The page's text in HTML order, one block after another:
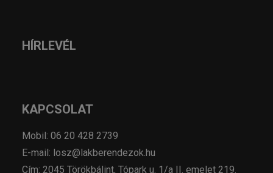
HÍRLEVÉL
KAPCSOLAT
Mobil: 06 20 428 2739
E-mail: losz@lakberendezok.hu
Cím: 2045 Törökbálint, Tópark u. 1/a II. emelet 219.